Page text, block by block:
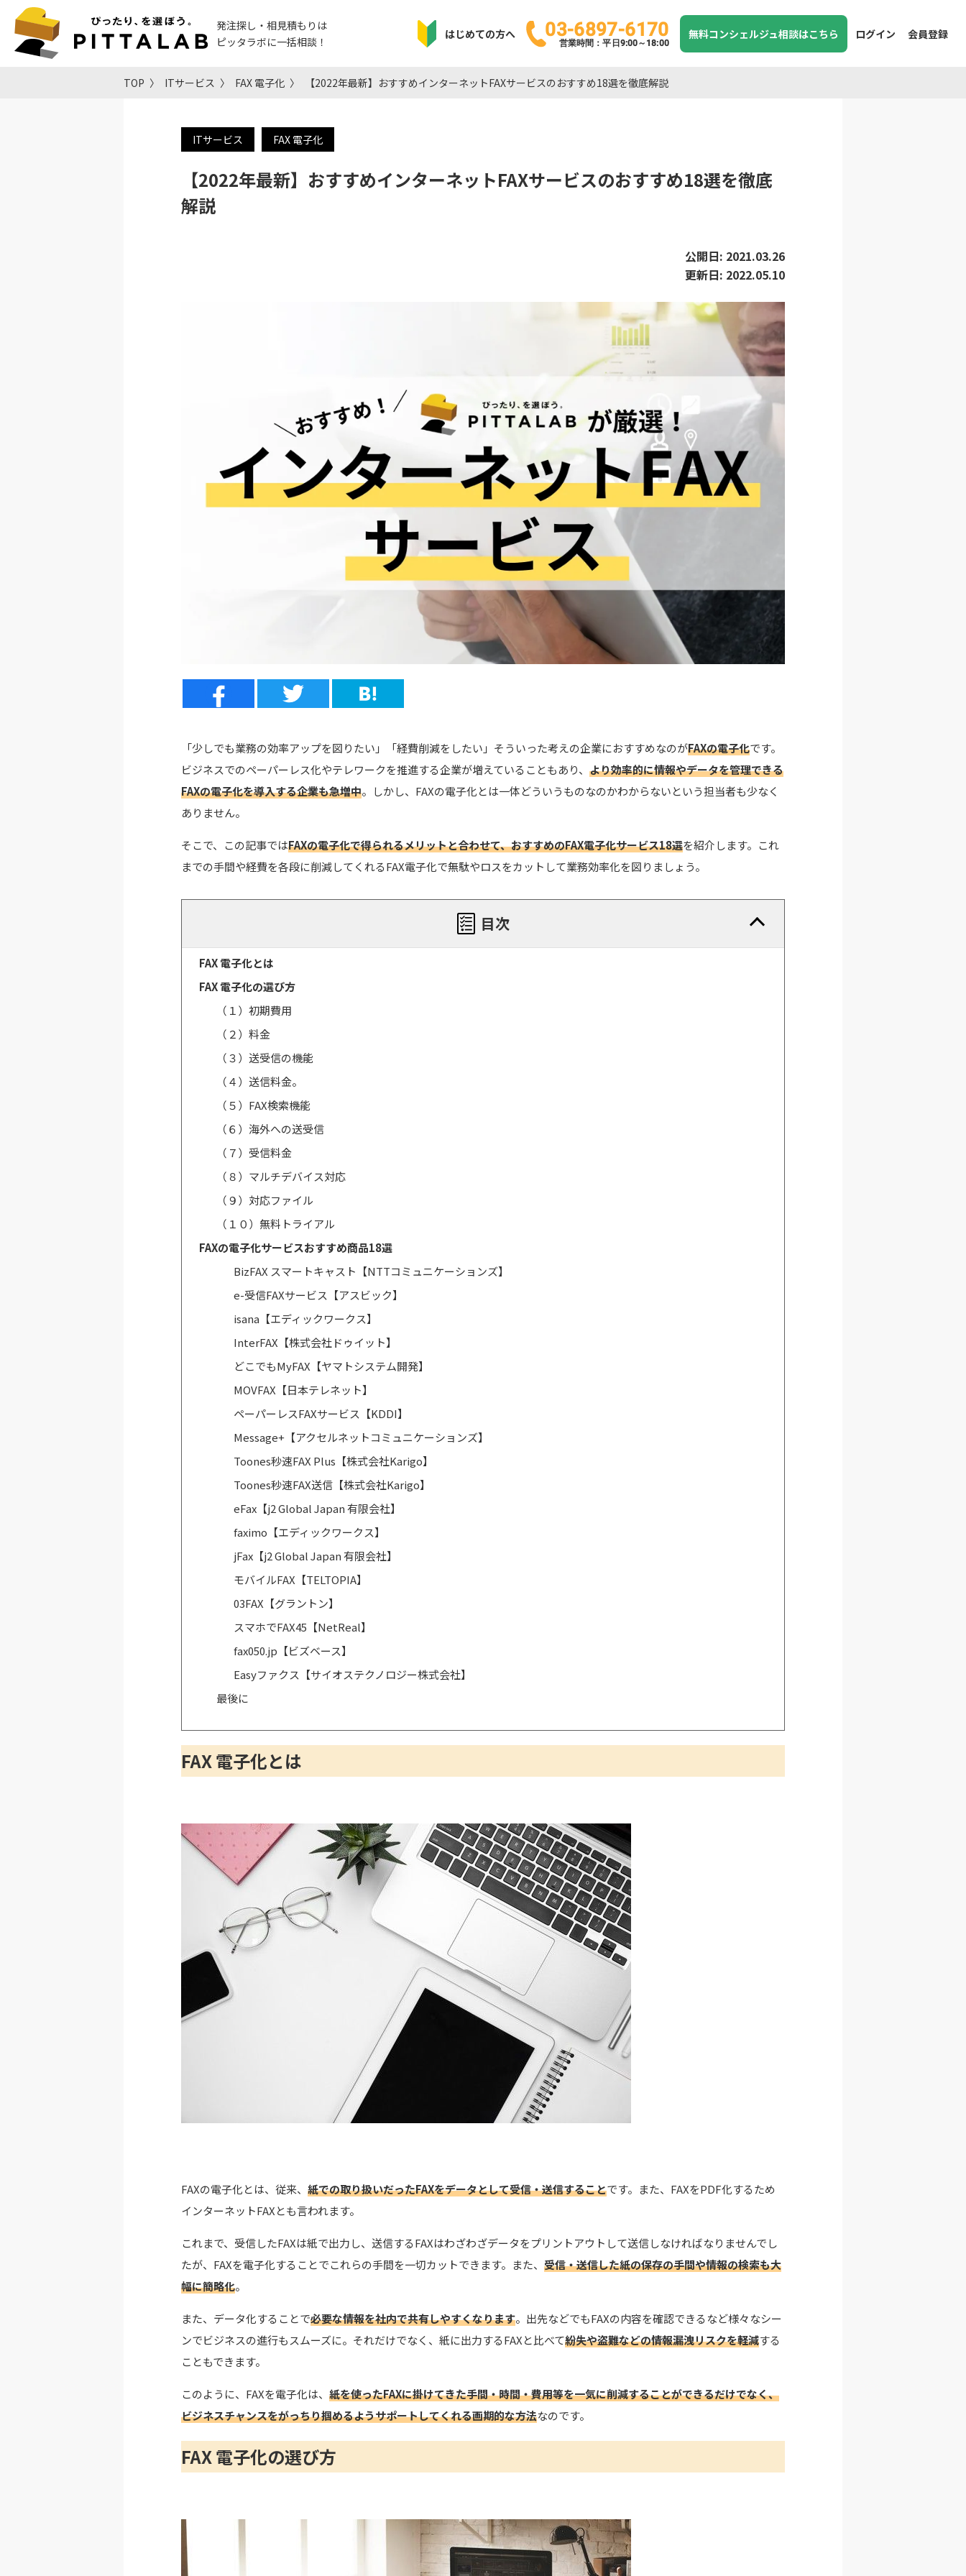
発注探し・相見積もりは
ピッタラボに一括相談！
はじめての方へ 03-6897-6170
営業時間：平日9:00～18:00
無料コンシェルジュ相談はこちら ログイン 会員登録
TOP ITサービス FAX 電子化 【2022年最新】おすすめインターネットFAXサービスのおすすめ18選を徹底解説
ITサービス FAX 電子化
【2022年最新】おすすめインターネットFAXサービスのおすすめ18選を徹底
解説
公開日: 2021.03.26
更新日: 2022.05.10
「少しでも業務の効率アップを図りたい」「経費削減をしたい」そういった考えの企業におすすめなのがFAXの電子化です。
ビジネスでのペーパーレス化やテレワークを推進する企業が増えていることもあり、 より効率的に情報やデータを管理できる
FAXの電子化を導入する企業も急増中。しかし、FAXの電子化とは一体どういうものなのかわからないという担当者も少なく
ありません。
そこで、この記事ではFAXの電子化で得られるメリットと合わせて、おすすめのFAX電子化サービス18選を紹介します。これ
までの手間や経費を各段に削減してくれるFAX電子化で無駄やロスをカットして業務効率化を図りましょう。
目次
FAX 電子化とは
FAX 電子化の選び方
（１）初期費用
（２）料金
（３）送受信の機能
（４）送信料金。
（５）FAX検索機能
（６）海外への送受信
（７）受信料金
（８）マルチデバイス対応
（９）対応ファイル
（１０）無料トライアル
FAXの電子化サービスおすすめ商品18選
BizFAX スマートキャスト【NTTコミュニケーションズ】
e-受信FAXサービス【アスビック】
isana【エディックワークス】
InterFAX【株式会社ドゥイット】
どこでもMyFAX【ヤマトシステム開発】
MOVFAX【日本テレネット】
ペーパーレスFAXサービス【KDDI】
Message+【アクセルネットコミュニケーションズ】
Toones秒速FAX Plus【株式会社Karigo】
Toones秒速FAX送信【株式会社Karigo】
eFax【j2 Global Japan 有限会社】
faximo【エディックワークス】
jFax【j2 Global Japan 有限会社】
モバイルFAX【TELTOPIA】
03FAX【グラントン】
スマホでFAX45【NetReal】
fax050.jp【ビズベース】
Easyファクス【サイオステクノロジー株式会社】
最後に
FAX 電子化とは
FAXの電子化とは、従来、 紙での取り扱いだったFAXをデータとして受信・送信することです。また、FAXをPDF化するため
インターネットFAXとも言われます。
これまで、受信したFAXは紙で出力し、送信するFAXはわざわざデータをプリントアウトして送信しなければなりませんでし
たが、FAXを電子化することでこれらの手間を一切カットできます。また、 受信・送信した紙の保存の手間や情報の検索も大
幅に簡略化。
また、データ化することで必要な情報を社内で共有しやすくなります。 出先などでもFAXの内容を確認できるなど様々なシー
ンでビジネスの進行もスムーズに。それだけでなく、紙に出力するFAXと比べて紛失や盗難などの情報漏洩リスクを軽減する
こともできます。
このように、FAXを電子化は、 紙を使ったFAXに掛けてきた手間・時間・費用等を一気に削減することができるだけでなく、
ビジネスチャンスをがっちり掴めるようサポートしてくれる画期的な方法なのです。
FAX 電子化の選び方